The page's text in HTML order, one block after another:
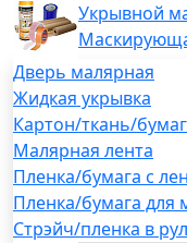
Укрывной
Дверь малярная
Жидкая укрывка
Картон/ткань/
Малярная лента
Пленка/бумага с
Пленка/бумага для
Стрэйч/пленка в